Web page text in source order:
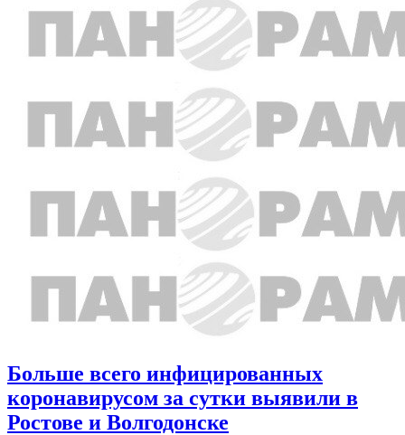
Больше всего инфицированных
коронавирусом за сутки выявили в
Ростове и Волгодонске